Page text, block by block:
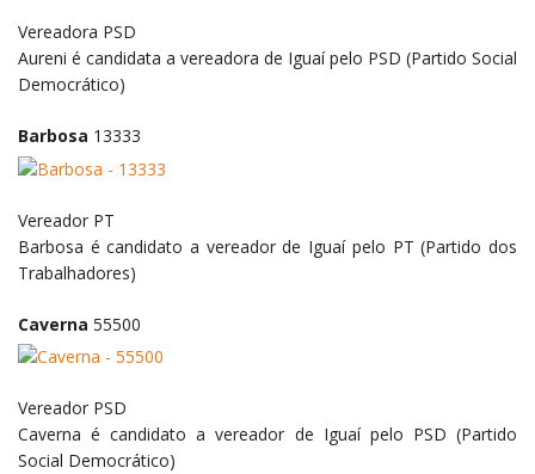
Vereadora PSD
Aureni é candidata a vereadora de Iguaí pelo PSD (Partido Social
Democrático)
Barbosa 13333
Vereador PT
Barbosa é candidato a vereador de Iguaí pelo PT (Partido dos
Trabalhadores)
Caverna 55500
Vereador PSD
Caverna é candidato a vereador de Iguaí pelo PSD (Partido
Social Democrático)